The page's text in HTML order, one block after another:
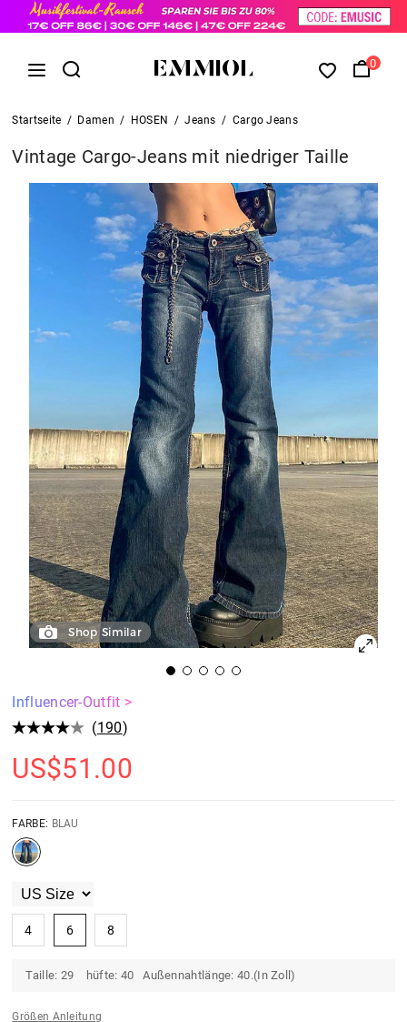
0
Startseite / Damen / HOSEN / Jeans / Cargo Jeans
Vintage Cargo-Jeans mit niedriger Taille
Shop Similar
Influencer-Outfit >
(190)
US$51.00
FARBE: BLAU
4 6 8
Taille: 29 hüfte: 40 Außennahtlänge: 40.(In Zoll)
Größen Anleitung